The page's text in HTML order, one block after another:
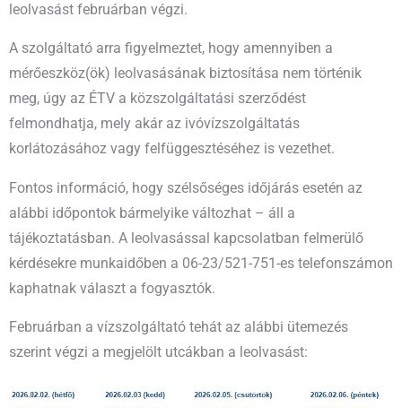
leolvasást februárban végzi.
A szolgáltató arra figyelmeztet, hogy amennyiben a
mérőeszköz(ök) leolvasásának biztosítása nem történik
meg, úgy az ÉTV a közszolgáltatási szerződést
felmondhatja, mely akár az ivóvízszolgáltatás
korlátozásához vagy felfüggesztéséhez is vezethet.
Fontos információ, hogy szélsőséges időjárás esetén az
alábbi időpontok bármelyike változhat – áll a
tájékoztatásban. A leolvasással kapcsolatban felmerülő
kérdésekre munkaidőben a 06-23/521-751-es telefonszámon
kaphatnak választ a fogyasztók.
Februárban a vízszolgáltató tehát az alábbi ütemezés
szerint végzi a megjelölt utcákban a leolvasást: